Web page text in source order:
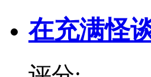
在充满怪